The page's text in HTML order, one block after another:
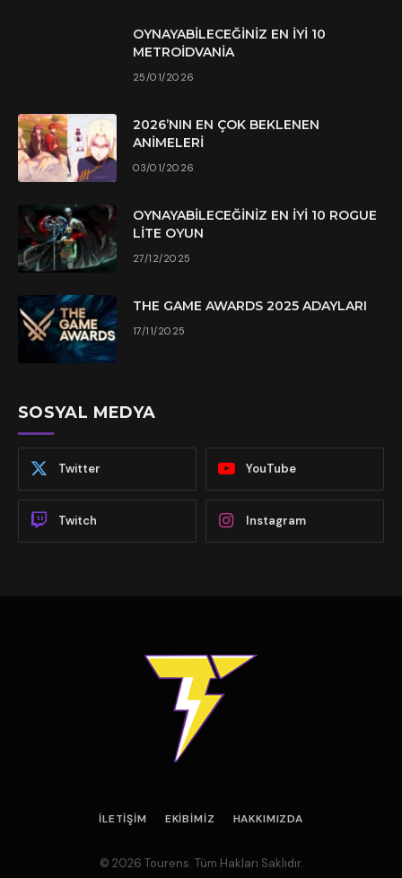
OYNAYABILECEĞINIZ EN İYI 10
METROIDVANIA
25/01/2026
2026’NIN EN ÇOK BEKLENEN
ANIMELERI
03/01/2026
OYNAYABILECEĞINIZ EN İYI 10 ROGUE
LITE OYUN
27/12/2025
THE GAME AWARDS 2025 ADAYLARI
17/11/2025
SOSYAL MEDYA
Twitter YouTube
Twitch Instagram
İLETIŞIM EKIBIMIZ HAKKIMIZDA
© 2026 Tourens. Tüm Hakları Saklıdır.